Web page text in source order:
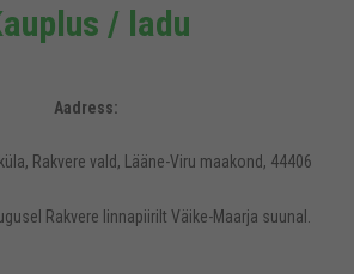
/ ladu
Aadress:
Rakvere vald, Lääne-Viru maakond, 44406
Rakvere linnapiirilt Väike-Maarja suunal.